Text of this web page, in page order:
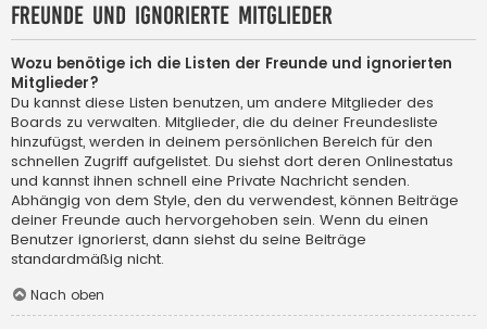
Freunde und ignorierte Mitglieder
Wozu benötige ich die Listen der Freunde und ignorierten
Mitglieder?
Du kannst diese Listen benutzen, um andere Mitglieder des
Boards zu verwalten. Mitglieder, die du deiner Freundesliste
hinzufügst, werden in deinem persönlichen Bereich für den
schnellen Zugriff aufgelistet. Du siehst dort deren Onlinestatus
und kannst ihnen schnell eine Private Nachricht senden.
Abhängig von dem Style, den du verwendest, können Beiträge
deiner Freunde auch hervorgehoben sein. Wenn du einen
Benutzer ignorierst, dann siehst du seine Beiträge
standardmäßig nicht.
Nach oben